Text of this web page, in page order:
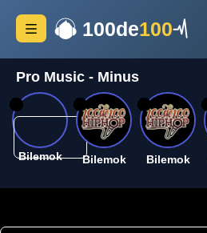
100de100
Pro Music - Minus
Bilemok Bilemok Bilemok